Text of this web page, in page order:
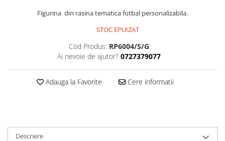
Figurina din rasina tematica fotbal personalizabila.
STOC EPUIZAT
Cod Produs: RP6004/S/G
Ai nevoie de ajutor? 0727379077
Adauga la Favorite Cere informatii
Descriere